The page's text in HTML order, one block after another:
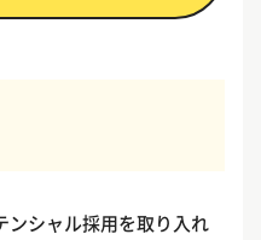
ンシャル採用を取り入れ